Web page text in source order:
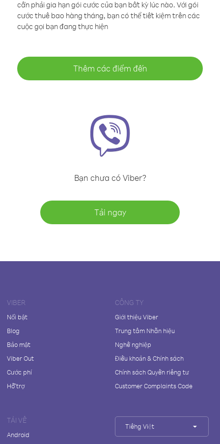
cần phải gia hạn gói cước của bạn bất kỳ lúc nào. Với gói
cước thuê bao hàng tháng, bạn có thể tiết kiệm trên các
cuộc gọi bạn đang thực hiện
Thêm các điểm đến
Bạn chưa có Viber?
Tải ngay
VIBER
Nổi bật
Blog
Bảo mật
Viber Out
Cước phí
Hỗ trợ
CÔNG TY
Giới thiệu Viber
Trung tâm Nhãn hiệu
Nghề nghiệp
Điều khoản & Chính sách
Chính sách Quyền riêng tư
Customer Complaints Code
TẢI VỀ
Android
Tiếng Việt